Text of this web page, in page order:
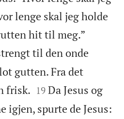
lenge skal jeg holde
hit til meg.”
til den onde
gutten. Fra det
frisk. 

19 Da Jesus og
igjen, spurte de Jesus: